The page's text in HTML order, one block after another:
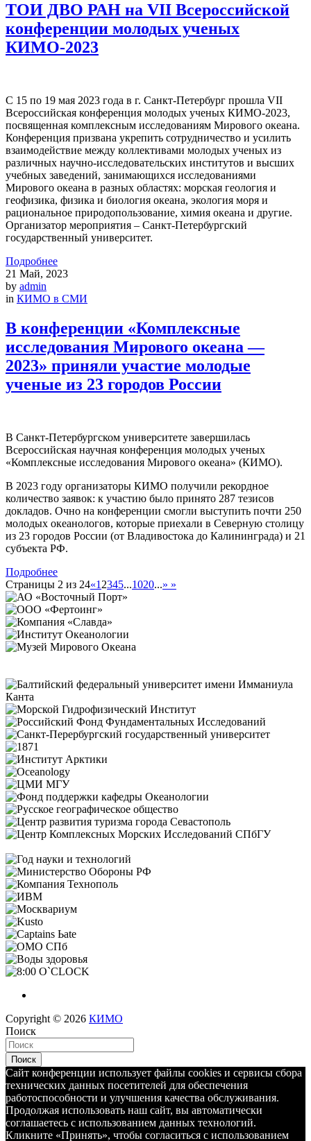
ТОИ ДВО РАН на VII Всероссийской
конференции молодых ученых
КИМО-2023
С 15 по 19 мая 2023 года в г. Санкт-Петербург прошла VII
Всероссийская конференция молодых ученых КИМО-2023,
посвященная комплексным исследованиям Мирового океана.
Конференция призвана укрепить сотрудничество и усилить
взаимодействие между коллективами молодых ученых из
различных научно-исследовательских институтов и высших
учебных заведений, занимающихся исследованиями
Мирового океана в разных областях: морская геология и
геофизика, физика и биология океана, экология моря и
рациональное природопользование, химия океана и другие.
Организатор мероприятия – Санкт-Петербургский
государственный университет.
Подробнее
21 Май, 2023
by admin
in КИМО в СМИ
В конференции «Комплексные
исследования Мирового океана —
2023» приняли участие молодые
ученые из 23 городов России
В Санкт-Петербургском университете завершилась
Всероссийская научная конференция молодых ученых
«Комплексные исследования Мирового океана» (КИМО).
В 2023 году организаторы КИМО получили рекордное
количество заявок: к участию было принято 287 тезисов
докладов. Очно на конференции смогли выступить почти 250
молодых океанологов, которые приехали в Северную столицу
из 23 городов России (от Владивостока до Калининграда) и 21
субъекта РФ.
Подробнее
Страницы 2 из 24«1 2345...1020...» »
Copyright © 2026 КИМО
Поиск
Поиск
Сайт конференции использует файлы cookies и сервисы сбора
технических данных посетителей для обеспечения
работоспособности и улучшения качества обслуживания.
Продолжая использовать наш сайт, вы автоматически
соглашаетесь с использованием данных технологий.
Кликните «Принять», чтобы согласиться с использованием